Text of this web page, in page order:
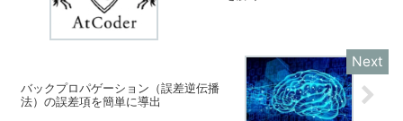
バックプロパゲーション（誤差逆伝播
法）の誤差項を簡単に導出